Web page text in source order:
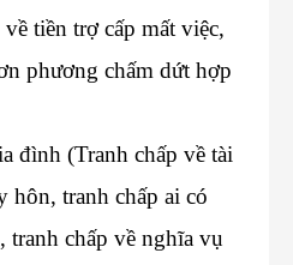
tiền trợ cấp mất việc,
phương chấm dứt hợp
đình (Tranh chấp về tài
hôn, tranh chấp ai có
tranh chấp về nghĩa vụ